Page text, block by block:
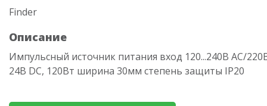
Finder
Описание
Импульсный источник питания вход 120...240В AC/
24В DC, 120Вт ширина 30мм степень защиты IP20